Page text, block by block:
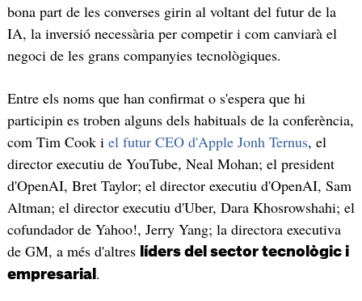
bona part de les converses girin al voltant del futur de la
IA, la inversió necessària per competir i com canviarà el
negoci de les grans companyies tecnològiques.
Entre els noms que han confirmat o s'espera que hi
participin es troben alguns dels habituals de la conferència,
com Tim Cook i el futur CEO d'Apple Jonh Ternus, el
director executiu de YouTube, Neal Mohan; el president
d'OpenAI, Bret Taylor; el director executiu d'OpenAI, Sam
Altman; el director executiu d'Uber, Dara Khosrowshahi; el
cofundador de Yahoo!, Jerry Yang; la directora executiva
de GM, a més d'altres
líders del sector tecnològic i
empresarial .